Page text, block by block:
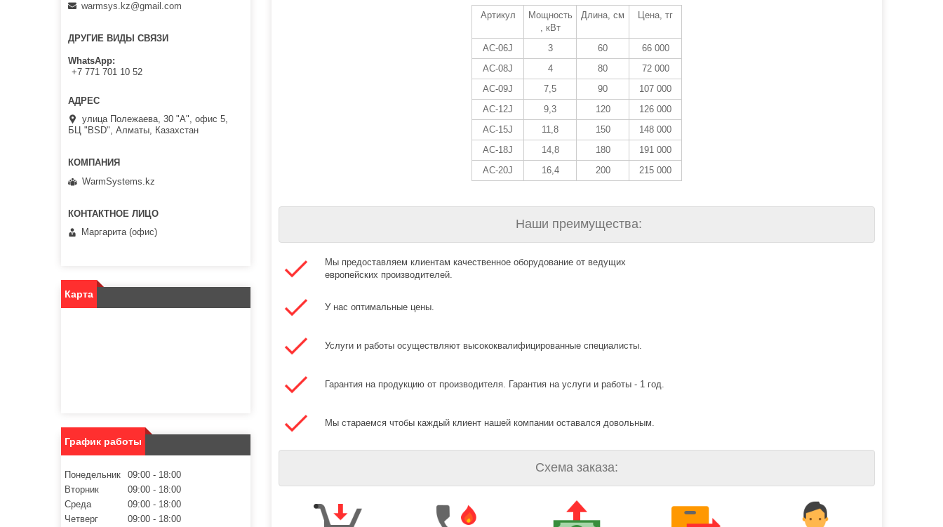
Артикул
Мощность
, кВт
Длина, см Цена, тг
AC-06J 3 60
66 000
AC-08J
4 80
72 000
AC-09J
7,5 90
107 000
AC-12J
9,3 120
126 000
AC-15J
11,8 150
148 000
AC-18J
14,8 180
191 000
AC-20J
16,4 200 215 000
Наши преимущества:
Мы предоставляем клиентам качественное оборудование от ведущих
европейских производителей.
У нас оптимальные цены.
Услуги и работы осуществляют высококвалифицированные специалисты.
Гарантия на продукцию от производителя. Гарантия на услуги и работы - 1 год.
Мы стараемся чтобы каждый клиент нашей компании оставался довольным.
Схема заказа:
warmsys.kz@gmail.com
ДРУГИЕ ВИДЫ СВЯЗИ
WhatsApp
+7 771 701 10 52
улица Полежаева, 30 "А", офис 5,
БЦ "BSD", Алматы, Казахстан
WarmSystems.kz
Маргарита (офис)
Карта
График работы
Понедельник 09:00
18:00
Вторник
09:00
18:00
Среда
09:00
18:00
Четверг
09:00
18:00